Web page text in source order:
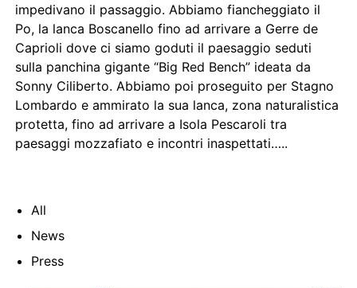
impedivano il passaggio. Abbiamo fiancheggiato il
Po, la lanca Boscanello fino ad arrivare a Gerre de
Caprioli dove ci siamo goduti il paesaggio seduti
sulla panchina gigante “Big Red Bench” ideata da
Sonny Ciliberto. Abbiamo poi proseguito per Stagno
Lombardo e ammirato la sua lanca, zona naturalistica
protetta, fino ad arrivare a Isola Pescaroli tra
paesaggi mozzafiato e incontri inaspettati…..
All
News
Press